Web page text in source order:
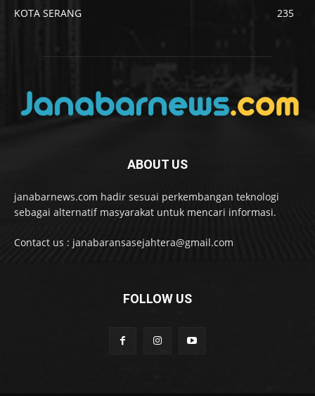
KOTA SERANG
235
ABOUT US
janabarnews.com hadir sesuai perkembangan teknologi
sebagai alternatif masyarakat untuk mencari informasi.
Contact us : janabaransasejahtera@gmail.com
FOLLOW US